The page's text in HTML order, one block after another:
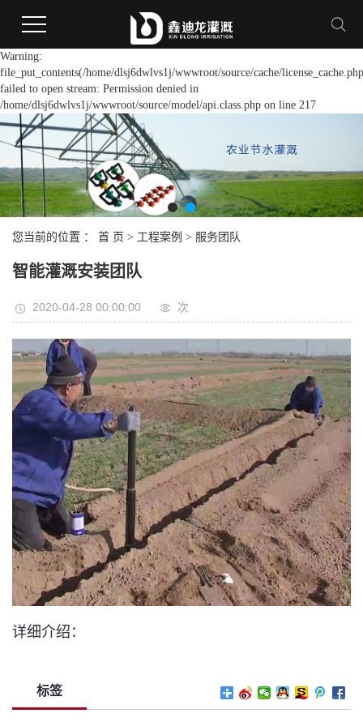
Warning:
file_put_contents(/home/dlsj6dwlvs1j/wwwroot/source/cache/
failed to open stream: Permission denied in
/home/dlsj6dwlvs1j/wwwroot/source/model/api.class.php on line 217
您当前的位置 ： 首 页 > 工程案例 > 服务团队
智能灌溉安装团队
2020-04-28 00:00:00 次
详细介绍：
标签